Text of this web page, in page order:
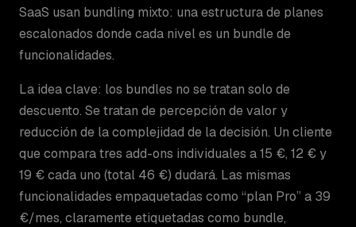
SaaS usan bundling mixto: una estructura de planes
escalonados donde cada nivel es un bundle de
funcionalidades.
La idea clave: los bundles no se tratan solo de
descuento. Se tratan de percepción de valor y
reducción de la complejidad de la decisión. Un cliente
que compara tres add-ons individuales a 15 €, 12 € y
19 € cada uno (total 46 €) dudará. Las mismas
funcionalidades empaquetadas como “plan Pro” a 39
€/mes, claramente etiquetadas como bundle,